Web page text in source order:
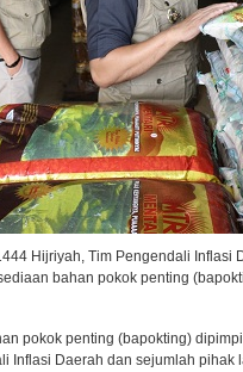
Hijriyah, Tim Pengendali Inflasi
bahan pokok penting
pokok penting (bapokting)
Inflasi Daerah dan sejumlah pihak